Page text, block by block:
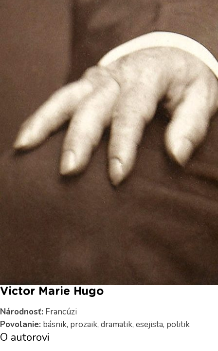
Victor Marie Hugo
Národnosť: Francúzi
Povolanie: básnik, prozaik, dramatik, esejista, politik
O autorovi